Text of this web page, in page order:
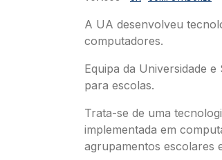
A UA desenvolveu
computadores.
Equipa da Universidade
para escolas.
Trata-se de uma
implementada em
agrupamentos escolares